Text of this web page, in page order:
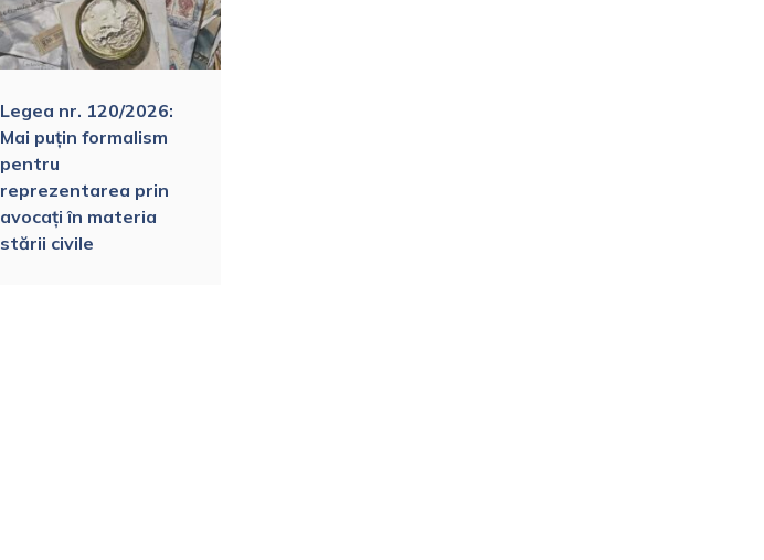
Legea nr. 120/2026:
Mai puțin formalism
pentru
reprezentarea prin
avocați în materia
stării civile